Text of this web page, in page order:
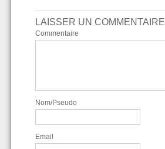
LAISSER UN COMMENTAIRE
Commentaire
Nom/Pseudo
Email